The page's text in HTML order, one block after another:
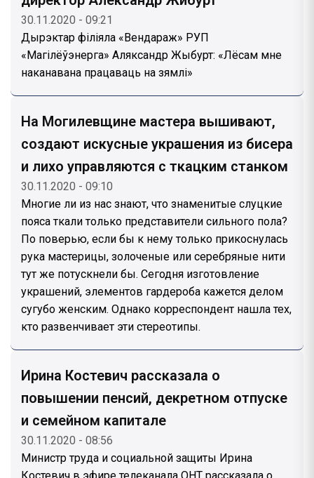
30.11.2020 - 09:21
Дырэктар філіяла «Вендараж» РУП
«Магілёўэнерга» Аляксандр Жыбурт: «Лёсам мне
наканавана працаваць на зямлі»
На Могилевщине мастера вышивают,
создают искусные украшения из бисера
и лихо управляются с ткацким станком
30.11.2020 - 09:10
Многие ли из нас знают, что знаменитые слуцкие
пояса ткали только представители сильного пола?
По поверью, если бы к нему только прикоснулась
рука мастерицы, золоченые или серебряные нити
тут же потускнели бы. Сегодня изготовление
украшений, элементов гардероба кажется делом
сугубо женским. Однако корреспондент нашла тех,
кто развенчивает эти стереотипы.
Ирина Костевич рассказала о
повышении пенсий, декретном отпуске
и семейном капитале
30.11.2020 - 08:56
Министр труда и социальной защиты Ирина